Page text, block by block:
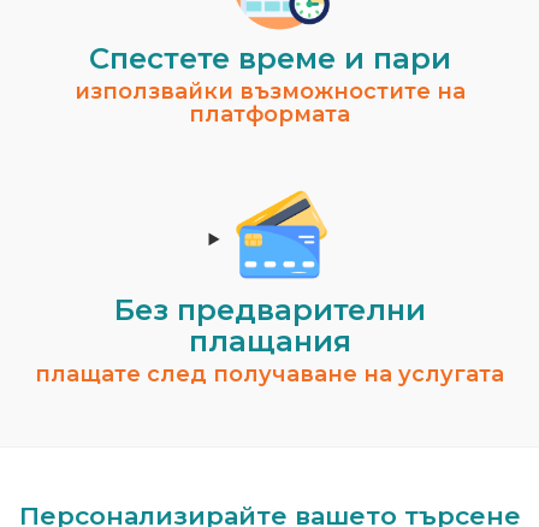
Спестeте време и пари
използвайки възможностите на
платформата
Без предварителни
плащания
плащате след получаване на услугата
Персонализирайте вашето търсене